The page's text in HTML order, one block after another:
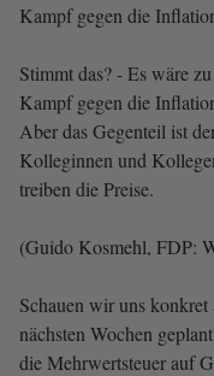
Kampf gegen die
Stimmt das? - Es wäre
Kampf gegen die
Aber das Gegenteil ist
Kolleginnen und
treiben die Preise.
(Guido Kosmehl, FDP:
Schauen wir uns konkret
nächsten Wochen
die Mehrwertsteuer auf